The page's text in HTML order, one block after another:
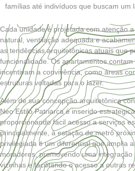
famílias até indivíduos que buscam um
Cada unidade é projetada com atenção
natural, ventilação adequada e
as tendências arquitetônicas atuais que
funcionalidade. Os apartamentos
incentivam a convivência, como áreas
estruturas voltadas para o lazer.
Além de sua concepção arquitetônica
Neo Estilo Patriarca é inserido
proporcionando fácil acesso a serviços
principalmente, à estação de metrô
privilegiada é um diferencial que amplia
moradores, promovendo uma integração
vizinhas e facilitando o acesso a outras